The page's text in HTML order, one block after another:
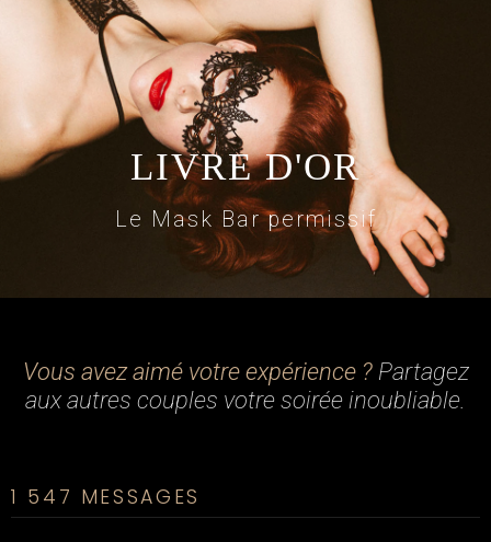
LIVRE D'OR
Le Mask Bar permissif
Vous avez aimé votre expérience ?Partagez
aux autres couples votre soirée inoubliable.
1 547 MESSAGES